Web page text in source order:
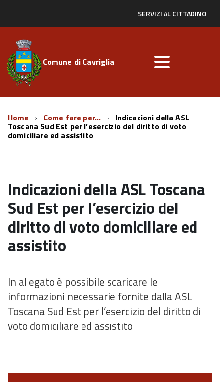
SERVIZI AL CITTADINO
Comune di Cavriglia
Home Come fare per... Indicazioni della ASL
Toscana Sud Est per l’esercizio del diritto di voto
domiciliare ed assistito
Indicazioni della ASL Toscana
Sud Est per l’esercizio del
diritto di voto domiciliare ed
assistito
In allegato è possibile scaricare le
informazioni necessarie fornite dalla ASL
Toscana Sud Est per l’esercizio del diritto di
voto domiciliare ed assistito